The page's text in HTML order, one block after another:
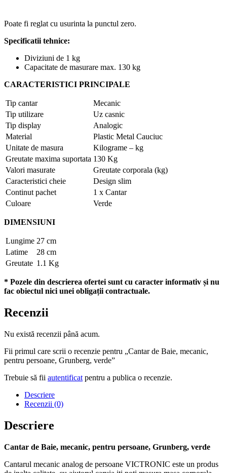
Poate fi reglat cu usurinta la punctul zero.
Specificatii tehnice:
Diviziuni de 1 kg
Capacitate de masurare max. 130 kg
CARACTERISTICI PRINCIPALE
Tip cantar
Mecanic
Tip utilizare
Uz casnic
Tip display
Analogic
Material
Plastic Metal Cauciuc
Unitate de masura
Kilograme – kg
Greutate maxima suportata 130 Kg
Valori masurate
Greutate corporala (kg)
Caracteristici cheie
Design slim
Continut pachet
1 x Cantar
Culoare
Verde
DIMENSIUNI
Lungime 27 cm
Latime
28 cm
Greutate 1.1 Kg
* Pozele din descrierea ofertei sunt cu caracter informativ și nu
fac obiectul nici unei obligații contractuale.
Recenzii
Nu există recenzii până acum.
Fii primul care scrii o recenzie pentru „Cantar de Baie, mecanic,
pentru persoane, Grunberg, verde”
Trebuie să fii autentificat pentru a publica o recenzie.
Descriere
Recenzii (0)
Descriere
Cantar de Baie, mecanic, pentru persoane, Grunberg, verde
Cantarul mecanic analog de persoane VICTRONIC este un produs